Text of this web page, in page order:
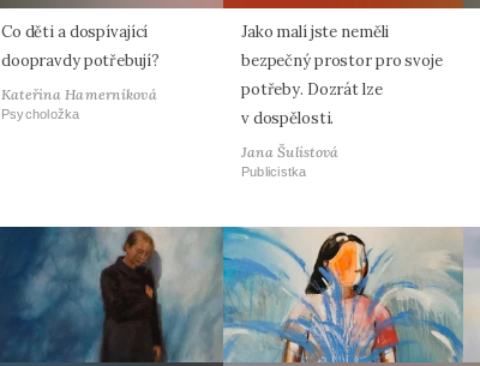
Co děti a dospívající
doopravdy potřebují?
Kateřina Hamerníková
Psycholožka
Jako malí jste neměli
bezpečný prostor pro svoje
potřeby. Dozrát lze
v dospělosti.
Jana Šulistová
Publicistka